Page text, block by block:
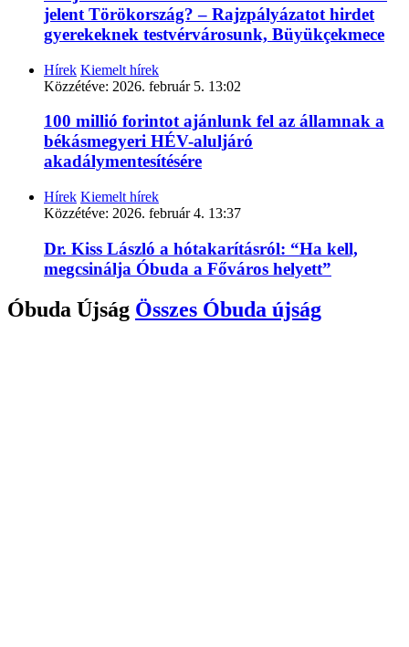
jelent Törökország? – Rajzpályázatot hirdet
gyerekeknek testvérvárosunk, Büyükçekmece
Hírek Kiemelt hírek
Közzétéve: 2026. február 5. 13:02
100 millió forintot ajánlunk fel az államnak a
békásmegyeri HÉV-aluljáró
akadálymentesítésére
Hírek Kiemelt hírek
Közzétéve: 2026. február 4. 13:37
Dr. Kiss László a hótakarításról: “Ha kell,
megcsinálja Óbuda a Főváros helyett”
Óbuda Újság Összes Óbuda újság